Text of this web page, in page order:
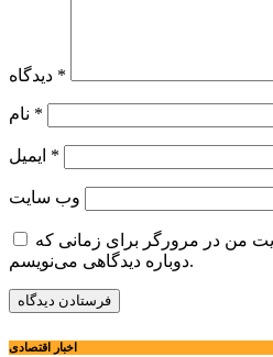
*
*
*
وب‌ سایت
من در مرورگر برای زمانی که
دوباره دیدگاهی می‌نویسم.
اخبار اقتصادی